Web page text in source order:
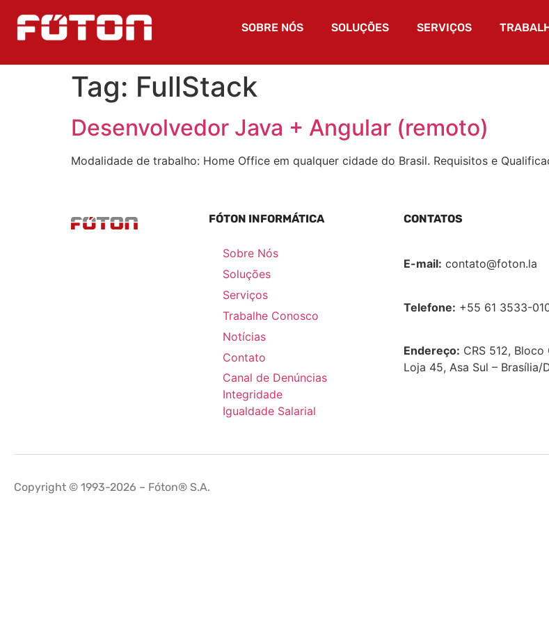
SOBRE NÓS SOLUÇÕES SERVIÇOS
Tag: FullStack
Desenvolvedor Java + Angular (remoto)
Modalidade de trabalho: Home Office em qualquer cidade do Brasil. Requisitos e
FÓTON INFORMÁTICA
Sobre Nós
Soluções
Serviços
Trabalhe Conosco
Notícias
Contato
Canal de Denúncias
Integridade
Igualdade Salarial
CONTATOS
E-mail: contato@foton.la
Telefone: +55 61 3533-
Endereço: CRS 512, Bloco
Loja 45, Asa Sul – Brasília/
Copyright © 1993-2026 – Fóton® S.A.